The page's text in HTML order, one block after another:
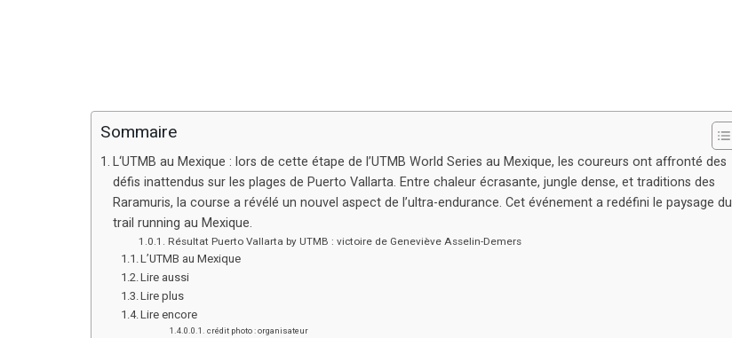
Sommaire
L‘UTMB au Mexique : lors de cette étape de l’UTMB World Series au Mexique, les coureurs ont affronté des
défis inattendus sur les plages de Puerto Vallarta. Entre chaleur écrasante, jungle dense, et traditions des
Raramuris, la course a révélé un nouvel aspect de l’ultra-endurance. Cet événement a redéfini le paysage du
trail running au Mexique.
Résultat Puerto Vallarta by UTMB : victoire de Geneviève Asselin-Demers
L’UTMB au Mexique
Lire aussi
Lire plus
Lire encore
crédit photo : organisateur